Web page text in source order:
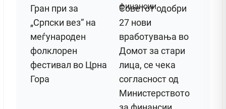
Гран при за
„Српски вез“ на
меѓународен
фолклорен
фестивал во Црна
Гора
Советот одобри
27 нови
вработувања во
Домот за стари
лица, се чека
согласност од
Министерството